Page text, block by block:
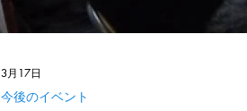
今後のイベント
3月17日